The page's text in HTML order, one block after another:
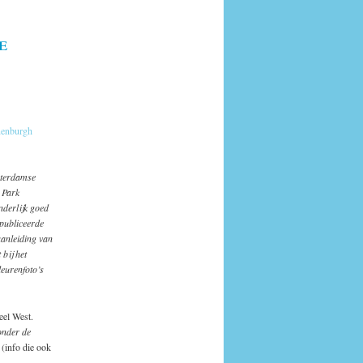
goed
van
bij het
West.
de
(info die ook